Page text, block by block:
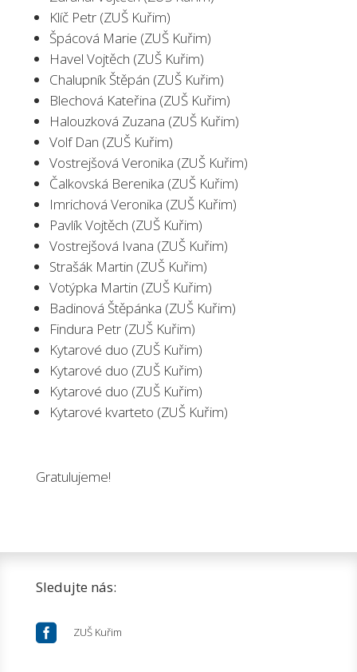
Klíč Petr (ZUŠ Kuřim)
Špácová Marie (ZUŠ Kuřim)
Havel Vojtěch (ZUŠ Kuřim)
Chalupník Štěpán (ZUŠ Kuřim)
Blechová Kateřina (ZUŠ Kuřim)
Halouzková Zuzana (ZUŠ Kuřim)
Volf Dan (ZUŠ Kuřim)
Vostrejšová Veronika (ZUŠ Kuřim)
Čalkovská Berenika (ZUŠ Kuřim)
Imrichová Veronika (ZUŠ Kuřim)
Pavlík Vojtěch (ZUŠ Kuřim)
Vostrejšová Ivana (ZUŠ Kuřim)
Strašák Martin (ZUŠ Kuřim)
Votýpka Martin (ZUŠ Kuřim)
Badinová Štěpánka (ZUŠ Kuřim)
Findura Petr (ZUŠ Kuřim)
Kytarové duo (ZUŠ Kuřim)
Kytarové duo (ZUŠ Kuřim)
Kytarové duo (ZUŠ Kuřim)
Kytarové kvarteto (ZUŠ Kuřim)
Gratulujeme!
Sledujte nás:
 ZUŠ Kuřim